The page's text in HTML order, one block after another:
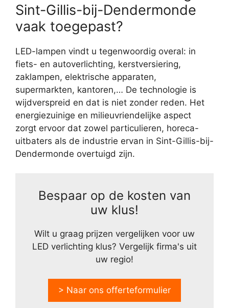
Sint-Gillis-bij-Dendermonde
vaak toegepast?
LED-lampen vindt u tegenwoordig overal: in
fiets- en autoverlichting, kerstversiering,
zaklampen, elektrische apparaten,
supermarkten, kantoren,… De technologie is
wijdverspreid en dat is niet zonder reden. Het
energiezuinige en milieuvriendelijke aspect
zorgt ervoor dat zowel particulieren, horeca-
uitbaters als de industrie ervan in Sint-Gillis-bij-
Dendermonde overtuigd zijn.
Bespaar op de kosten van
uw klus!
Wilt u graag prijzen vergelijken voor uw
LED verlichting klus? Vergelijk firma's uit
uw regio!
> Naar ons offerteformulier